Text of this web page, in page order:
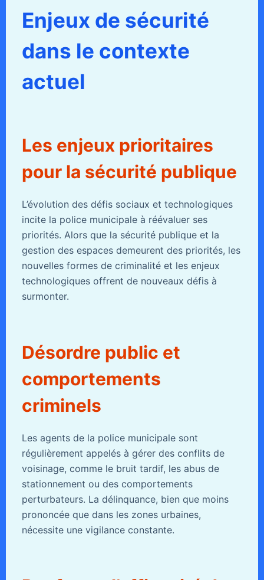
Enjeux de sécurité
dans le contexte
actuel
Les enjeux prioritaires
pour la sécurité publique
L’évolution des défis sociaux et technologiques
incite la police municipale à réévaluer ses
priorités. Alors que la sécurité publique et la
gestion des espaces demeurent des priorités, les
nouvelles formes de criminalité et les enjeux
technologiques offrent de nouveaux défis à
surmonter.
Désordre public et
comportements
criminels
Les agents de la police municipale sont
régulièrement appelés à gérer des conflits de
voisinage, comme le bruit tardif, les abus de
stationnement ou des comportements
perturbateurs. La délinquance, bien que moins
prononcée que dans les zones urbaines,
nécessite une vigilance constante.